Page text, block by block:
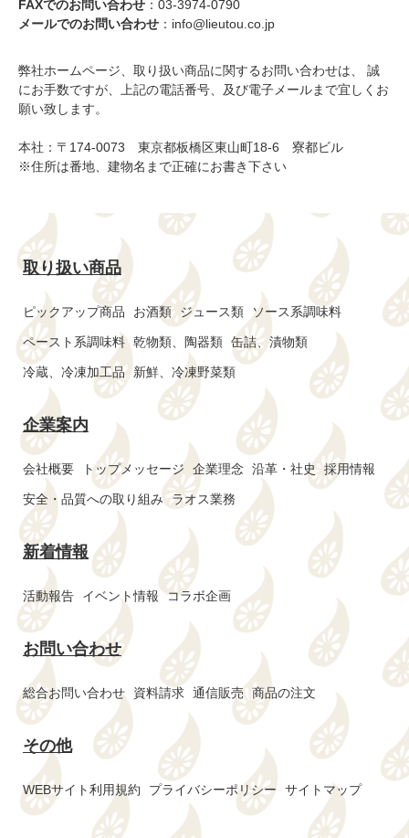
FAXでのお問い合わせ ：03-3974-0790
メールでのお問い合わせ ：info@lieutou.co.jp
弊社ホームページ、取り扱い商品に関するお問い合わせは、 誠
にお手数ですが、上記の電話番号、及び電子メールまで宜しくお
願い致します。
本社：〒174-0073 東京都板橋区東山町18-6 寮都ビル
※住所は番地、建物名まで正確にお書き下さい
取り扱い商品
ピックアップ商品 お酒類 ジュース類 ソース系調味料
ペースト系調味料 乾物類、陶器類 缶詰、漬物類
冷蔵、冷凍加工品 新鮮、冷凍野菜類
企業案内
会社概要 トップメッセージ 企業理念 沿革・社史 採用情報
安全・品質への取り組み ラオス業務
新着情報
活動報告 イベント情報 コラボ企画
お問い合わせ
総合お問い合わせ 資料請求 通信販売 商品の注文
その他
WEBサイト利用規約 プライバシーポリシー サイトマップ